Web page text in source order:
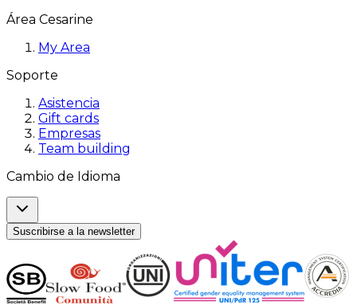
Área Cesarine
My Area
Soporte
Asistencia
Gift cards
Empresas
Team building
Cambio de Idioma
Suscribirse a la newsletter